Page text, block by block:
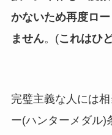
かないため再度ロ
ません。(これはひ
完璧主義な人には
ー(ハンターメダル)